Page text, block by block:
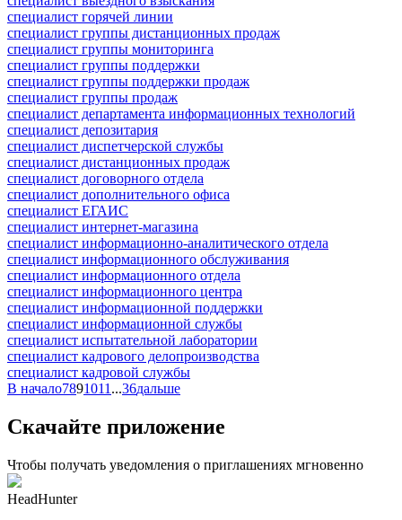
специалист горячей линии
специалист группы дистанционных продаж
специалист группы мониторинга
специалист группы поддержки
специалист группы поддержки продаж
специалист группы продаж
специалист департамента информационных технологий
специалист депозитария
специалист диспетчерской службы
специалист дистанционных продаж
специалист договорного отдела
специалист дополнительного офиса
специалист ЕГАИС
специалист интернет-магазина
специалист информационно-аналитического отдела
специалист информационного обслуживания
специалист информационного отдела
специалист информационного центра
специалист информационной поддержки
специалист информационной службы
специалист испытательной лаборатории
специалист кадрового делопроизводства
специалист кадровой службы
В начало7891011 ...36дальше
Скачайте приложение
Чтобы получать уведомления о приглашениях мгновенно
HeadHunter